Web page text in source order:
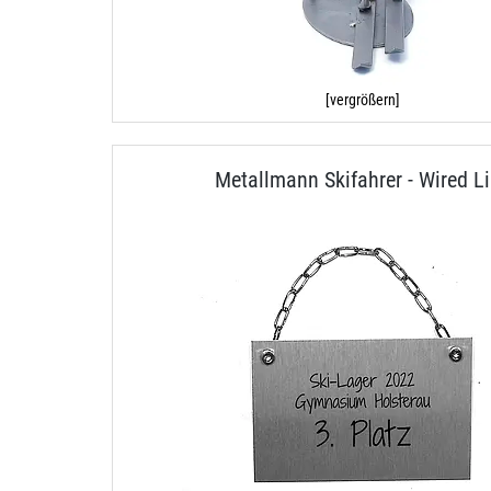
[vergrößern]
Metallmann Skifahrer - Wired